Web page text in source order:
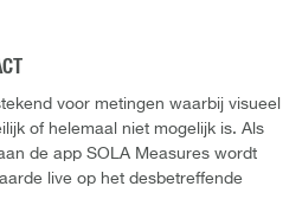
voor metingen waarbij visueel
of helemaal niet mogelijk is. Als
de app SOLA Measures wordt
live op het desbetreffende